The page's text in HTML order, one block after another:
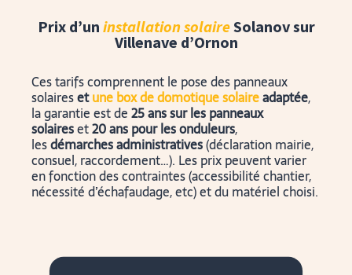
Prix d’un installation solaireSolanov sur
Villenave d’Ornon
Ces tarifs comprennent le pose des panneaux
solairesetune box de domotique solaireadaptée,
la garantie est de25 ans sur les panneaux
solaireset20 ans pour les onduleurs,
lesdémarches administratives(déclaration mairie,
consuel, raccordement…). Les prix peuvent varier
en fonction des contraintes (accessibilité chantier,
nécessité d’échafaudage, etc) et du matériel choisi.